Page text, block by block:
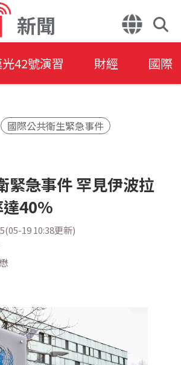
新聞
42號演習 財經 國際
國際公共衛生緊急事件
緊急事件 罕見伊波拉
40%
19 10:38更新)